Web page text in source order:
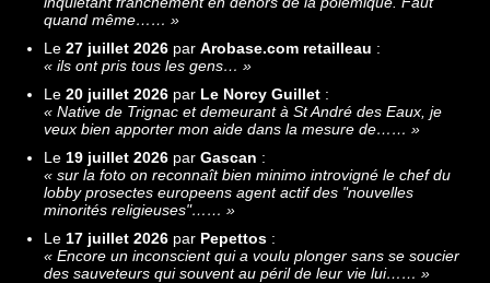
quand même…… »
Le 27 juillet 2026 par Arobase.com retailleau :
« ils ont pris tous les gens… »
Le 20 juillet 2026 par Le Norcy Guillet :
« Native de Trignac et demeurant à St André des Eaux, je
veux bien apporter mon aide dans la mesure de…… »
Le 19 juillet 2026 par Gascan :
« sur la foto on reconnaît bien minimo introvigné le chef du
lobby prosectes europeens agent actif des "nouvelles
minorités religieuses"…… »
Le 17 juillet 2026 par Pepettos :
« Encore un inconscient qui a voulu plonger sans se soucier
des sauveteurs qui souvent au péril de leur vie lui…… »